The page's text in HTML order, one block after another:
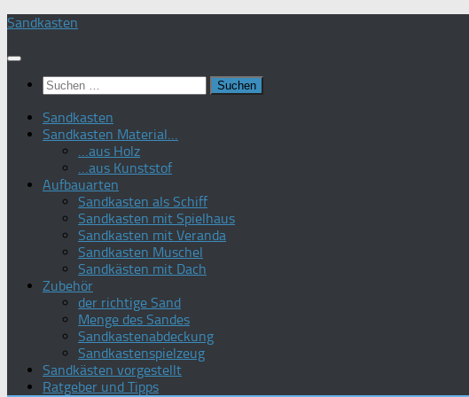
Zum
springen
Sandkasten
Suchen
nach:
Sandkasten
Sandkasten Material…
…aus Holz
…aus Kunststof
Aufbauarten
Sandkasten als Schiff
Sandkasten mit Spielhaus
Sandkasten mit Veranda
Sandkasten Muschel
Sandkästen mit Dach
Zubehör
der richtige Sand
Menge des Sandes
Sandkastenabdeckung
Sandkastenspielzeug
Sandkästen vorgestellt
Ratgeber und Tipps